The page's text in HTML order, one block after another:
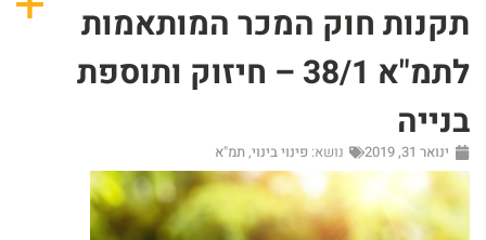
תקנות חוק המכר המותאמות
לתמ"א 38/1 – חיזוק ותוספת
בנייה
ינואר 31, 2019 נושא: פינוי בינוי,תמ"א